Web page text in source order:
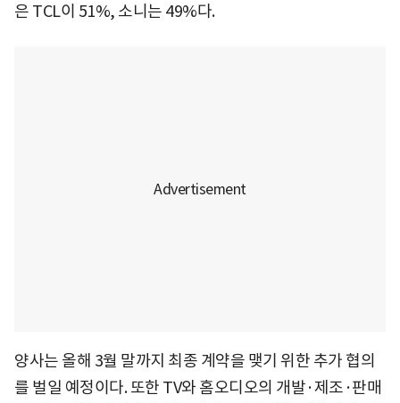
은 TCL이 51%, 소니는 49%다.
양사는 올해 3월 말까지 최종 계약을 맺기 위한 추가 협의
를 벌일 예정이다. 또한 TV와 홈오디오의 개발·제조·판매